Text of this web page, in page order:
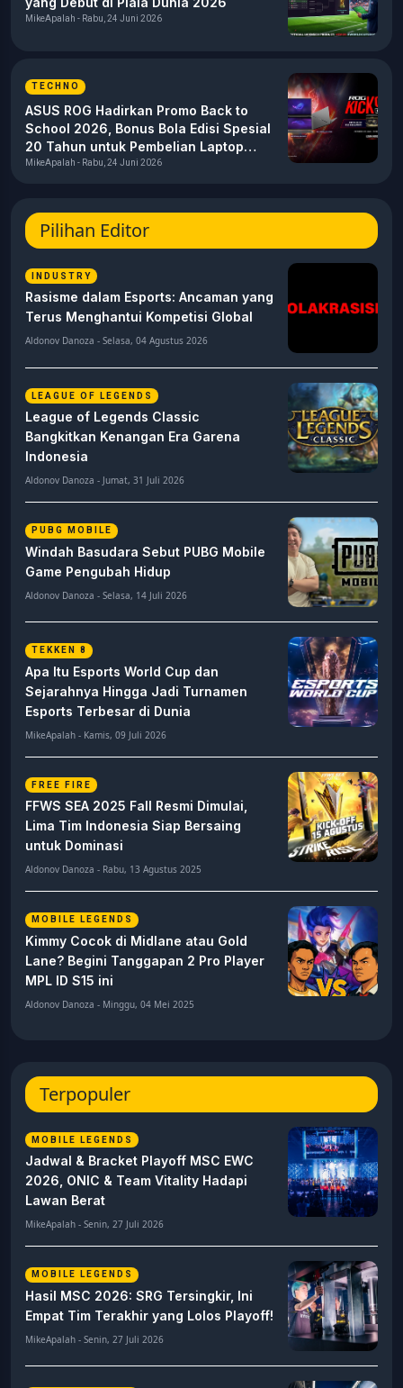
MikeApalah - Rabu, 24 Juni 2026
TECHNO
ASUS ROG Hadirkan Promo Back to
School 2026, Bonus Bola Edisi Spesial
20 Tahun untuk Pembelian Laptop
Gaming
MikeApalah - Rabu, 24 Juni 2026
Pilihan Editor
INDUSTRY
Rasisme dalam Esports: Ancaman yang
Terus Menghantui Kompetisi Global
Aldonov Danoza - Selasa, 04 Agustus 2026
LEAGUE OF LEGENDS
League of Legends Classic
Bangkitkan Kenangan Era Garena
Indonesia
Aldonov Danoza - Jumat, 31 Juli 2026
PUBG MOBILE
Windah Basudara Sebut PUBG Mobile
Game Pengubah Hidup
Aldonov Danoza - Selasa, 14 Juli 2026
TEKKEN 8
Apa Itu Esports World Cup dan
Sejarahnya Hingga Jadi Turnamen
Esports Terbesar di Dunia
MikeApalah - Kamis, 09 Juli 2026
FREE FIRE
FFWS SEA 2025 Fall Resmi Dimulai,
Lima Tim Indonesia Siap Bersaing
untuk Dominasi
Aldonov Danoza - Rabu, 13 Agustus 2025
MOBILE LEGENDS
Kimmy Cocok di Midlane atau Gold
Lane? Begini Tanggapan 2 Pro Player
MPL ID S15 ini
Aldonov Danoza - Minggu, 04 Mei 2025
Terpopuler
MOBILE LEGENDS
Jadwal & Bracket Playoff MSC EWC
2026, ONIC & Team Vitality Hadapi
Lawan Berat
MikeApalah - Senin, 27 Juli 2026
MOBILE LEGENDS
Hasil MSC 2026: SRG Tersingkir, Ini
Empat Tim Terakhir yang Lolos Playoff!
MikeApalah - Senin, 27 Juli 2026